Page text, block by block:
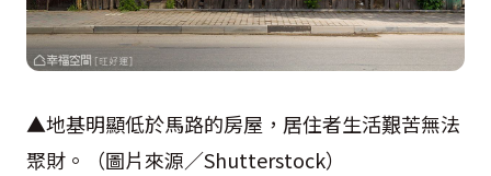
▲地基明顯低於馬路的房屋，居住者生活艱苦無法
聚財。（圖片來源／Shutterstock）